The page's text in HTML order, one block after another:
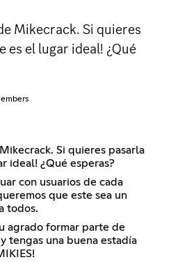
Mikecrack. Si quieres
es el lugar ideal! ¿Qué
Si quieres pasarla
ideal! ¿Qué esperas?
con usuarios de cada
que este sea un
todos.
agrado formar parte de
tengas una buena estadía